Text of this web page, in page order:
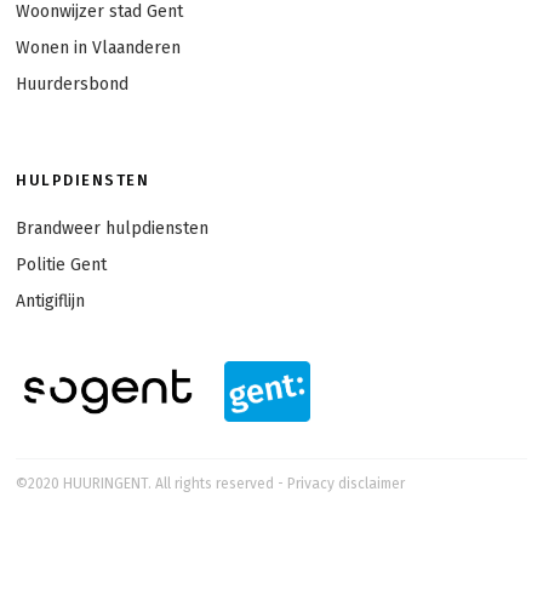
Woonwijzer stad Gent
Wonen in Vlaanderen
Huurdersbond
HULPDIENSTEN
Brandweer hulpdiensten
Politie Gent
Antigiflijn
©2020 HUURINGENT. All rights reserved - Privacy disclaimer